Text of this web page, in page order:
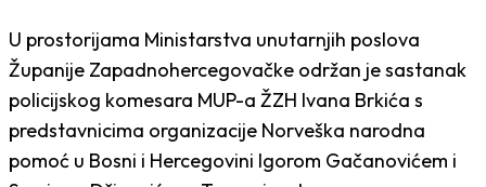
U prostorijama Ministarstva unutarnjih poslova
Županije Zapadnohercegovačke održan je sastanak
policijskog komesara MUP-a ŽZH Ivana Brkića s
predstavnicima organizacije Norveška narodna
pomoć u Bosni i Hercegovini Igorom Gačanovićem i